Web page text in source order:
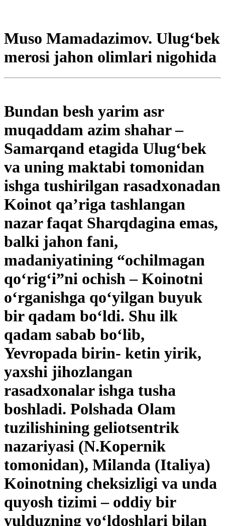
Muso Mamadazimov. Ulug‘bek
merosi jahon olimlari nigohida
Bundan besh yarim asr
muqaddam azim shahar –
Samarqand etagida Ulug‘bek
va uning maktabi tomonidan
ishga tushirilgan rasadxonadan
Koinot qa’riga tashlangan
nazar faqat Sharqdagina emas,
balki jahon fani,
madaniyatining “ochilmagan
qo‘rig‘i”ni ochish – Koinotni
o‘rganishga qo‘yilgan buyuk
bir qadam bo‘ldi. Shu ilk
qadam sabab bo‘lib,
Yevropada birin- ketin yirik,
yaxshi jihozlangan
rasadxonalar ishga tusha
boshladi. Polshada Olam
tuzilishining geliotsentrik
nazariyasi (N.Kopernik
tomonidan), Milanda (Italiya)
Koinotning cheksizligi va unda
quyosh tizimi – oddiy bir
yulduzning yo‘ldoshlari bilan